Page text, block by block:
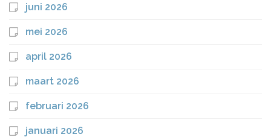
juni 2026
mei 2026
april 2026
maart 2026
februari 2026
januari 2026